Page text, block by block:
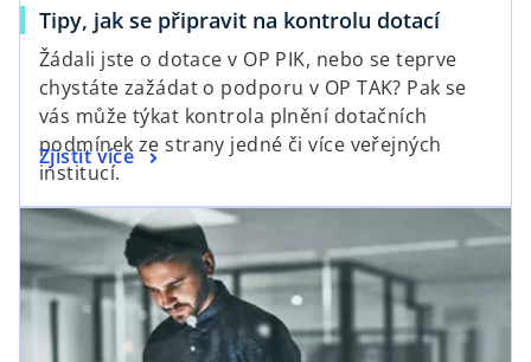
Tipy, jak se připravit na kontrolu dotací
Žádali jste o dotace v OP PIK, nebo se teprve
chystáte zažádat o podporu v OP TAK? Pak se
vás může týkat kontrola plnění dotačních
podmínek ze strany jedné či více veřejných
institucí.
Zjistit více